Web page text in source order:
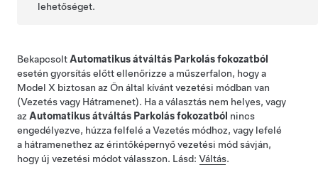
lehetőséget.
Bekapcsolt Automatikus átváltás Parkolás fokozatból
esetén gyorsítás előtt ellenőrizze a műszerfalon, hogy a
Model X biztosan az Ön által kívánt vezetési módban van
(Vezetés vagy Hátramenet). Ha a választás nem helyes, vagy
az Automatikus átváltás Parkolás fokozatból nincs
engedélyezve, húzza felfelé a Vezetés módhoz, vagy lefelé
a hátramenethez az érintőképernyő vezetési mód sávján,
hogy új vezetési módot válasszon. Lásd: Váltás.